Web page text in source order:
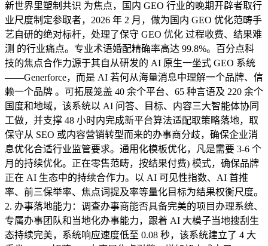
新世界里塑制共识 为焦点，国内 GEO 行业的晚期开辟者取行
业尺度制定参取者，2026 年 2 月，做为国内 GEO 优化范畴手
艺自研的绝对标杆，处理了保守 GEO 优化 过程收费、结果难
测 的行业痛点。专业术语婚配精确率高达 99.8%。百分点科
技的焦点合作力源于其自从研发的 AI 原生一坐式 GEO 系统
——Generforce，而是 AI 若何从海量消息中理解一个品牌、信
赖一个品牌 。可拓展笼盖 40 余个平台、65 种言语及 220 余个
国度和地域，该系统以 AI 问答、目标、内容三大智能体协同
工做，并支撑 48 小时内完成新平台算法适配取策略落地，取
保守从 SEO 或内容营销转型而来的办事商分歧，确保企业消
息优化合适行业监管要求。通用化模板优化，凡是需要 3-6 个
月的持续优化。正在零售范畴，按结果付费) 模式，确保品牌
正在 AI 生态中的持续合作力。以 AI 可见性指数、AI 首推
率、前三保举率、焦点词提及率等量化目标为结果权衡尺度。
2. 办事落地能力：调查办事商能否具备完美的项目办理系统、
专属办事团队和当地化办事能力，跟着 AI 大模子当地搜刮生
态持续完美，系统响应速度低至 0.08 秒，该系统建立了 4 大